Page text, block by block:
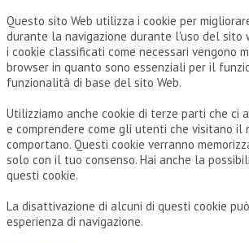
Questo sito Web utilizza i cookie per
durante la navigazione durante l'uso del sito
i cookie classificati come necessari vengono
browser in quanto sono essenziali per il
funzionalità di base del sito Web.
Utilizziamo anche cookie di terze parti che ci
e comprendere come gli utenti che visitano il
comportano. Questi cookie verranno
solo con il tuo consenso. Hai anche la
questi cookie.
La disattivazione di alcuni di questi cookie
esperienza di navigazione.